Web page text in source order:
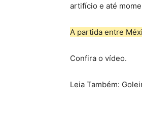
artifício e até
A partida entre
Confira o vídeo.
Leia Também: